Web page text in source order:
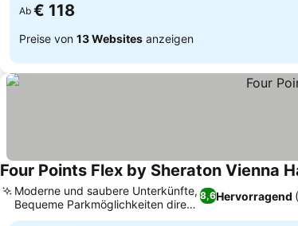
Ab € 118
Preise von 13 Websites anzeigen
Four Points Flex by Sheraton Vienna
8,6Hervorragend
Moderne und saubere Unterkünfte,
Bequeme Parkmöglichkeiten direkt
vor Ort